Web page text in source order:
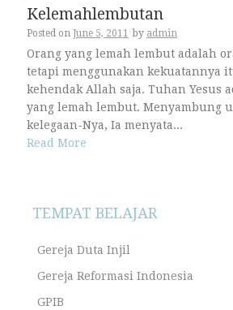
Kelemahlembutan
Posted on June 5, 2011 by admin
Orang yang lemah lembut adalah
tetapi menggunakan kekuatannya
kehendak Allah saja. Tuhan Yesus
yang lemah lembut. Menyambung
kelegaan-Nya, Ia menyata...
Read More
TEMPAT BELAJAR
Gereja Duta Injil
Gereja Reformasi Indonesia
GPIB